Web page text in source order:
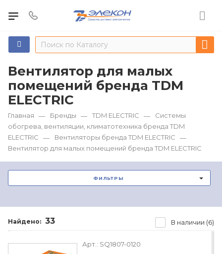
Вентилятор для малых
помещений бренда TDM
ЕLECTRIC
Главная — Бренды — TDM ЕLECTRIC —
Системы
обогрева, вентиляции, климатотехника бренда TDM
ЕLECTRIC
— Вентиляторы бренда TDM ЕLECTRIC
—
Вентилятор для малых помещений бренда TDM ЕLECTRIC
ФИЛЬТРЫ
Найдено: 33 В наличии (6)
Арт.: SQ1807-0120